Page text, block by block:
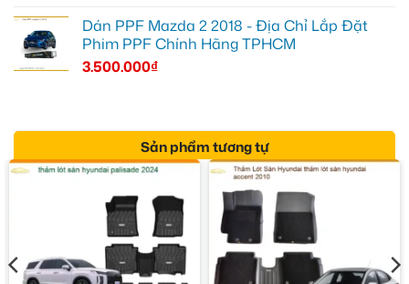
Dán PPF Mazda 2 2018 - Địa Chỉ Lắp Đặt
Phim PPF Chính Hãng TPHCM
3.500.000₫
Sản phẩm tương tự